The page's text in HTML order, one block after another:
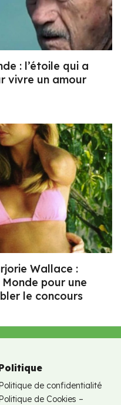
: l’étoile qui a
vivre un amour
Wallace :
Monde pour une
le concours
Politique de confidentialité
Politique de Cookies –